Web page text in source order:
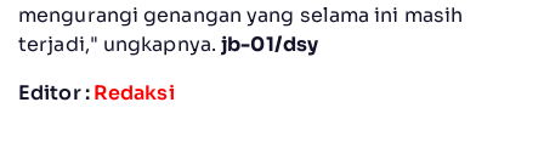
mengurangi genangan yang selama ini masih
terjadi," ungkapnya.jb-01/dsy
Editor :Redaksi